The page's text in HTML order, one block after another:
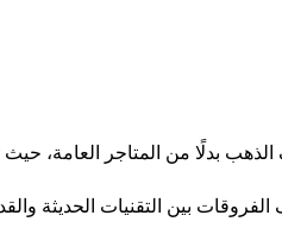
بدلًا من المتاجر العامة، حيث
بين التقنيات الحديثة